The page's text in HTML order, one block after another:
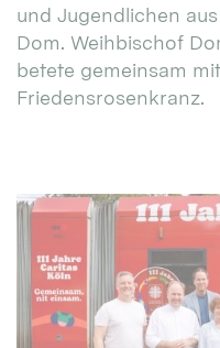
und Jugendlichen
Dom. Weihbischof
betete gemeinsam
Friedensrosenkranz.